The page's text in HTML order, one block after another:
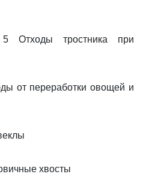
тростника при
от переработки овощей и
хвосты